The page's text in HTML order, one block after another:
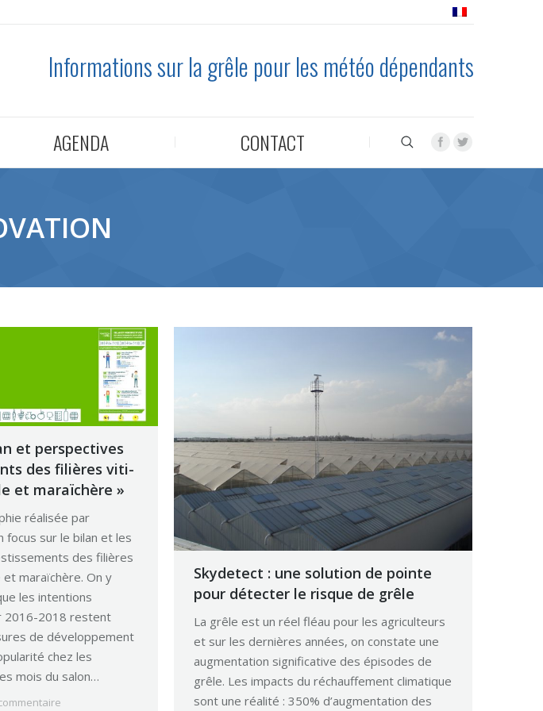
Informations sur la grêle pour les météo dépendants
AGENDA CONTACT
et perspectives
des filières viti-
et maraïchère »
réalisée par
focus sur le bilan et les
des filières
maraïchère. On y
les intentions
2016-2018 restent
de développement
chez les
mois du salon…
Skydetect : une solution de pointe
pour détecter le risque de grêle
La grêle est un réel fléau pour les agriculteurs
et sur les dernières années, on constate une
augmentation significative des épisodes de
grêle. Les impacts du réchauffement climatique
sont une réalité : 350% d’augmentation des